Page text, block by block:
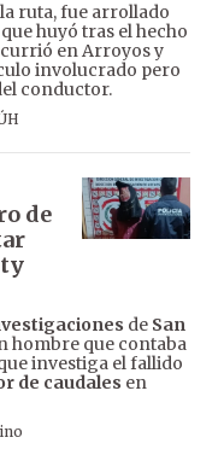
ruta, fue arrollado
huyó tras el hecho
en Arroyos y
involucrado pero
conductor.
de
de San
hombre que contaba
investiga el fallido
de caudales en